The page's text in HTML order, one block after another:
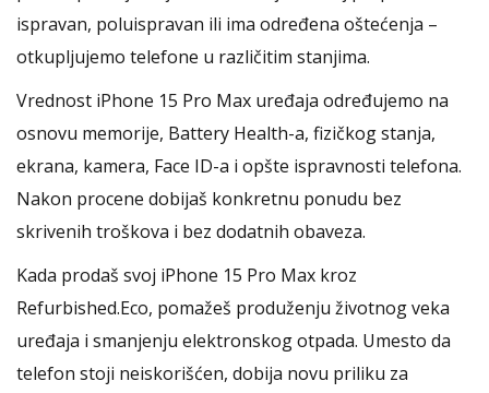
ispravan, poluispravan ili ima određena oštećenja –
otkupljujemo telefone u različitim stanjima.
Vrednost iPhone 15 Pro Max uređaja određujemo na
osnovu memorije, Battery Health-a, fizičkog stanja,
ekrana, kamera, Face ID-a i opšte ispravnosti telefona.
Nakon procene dobijaš konkretnu ponudu bez
skrivenih troškova i bez dodatnih obaveza.
Kada prodaš svoj iPhone 15 Pro Max kroz
Refurbished.Eco, pomažeš produženju životnog veka
uređaja i smanjenju elektronskog otpada. Umesto da
telefon stoji neiskorišćen, dobija novu priliku za